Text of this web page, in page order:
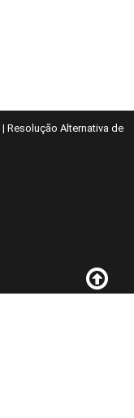
| Resolução Alternativa de